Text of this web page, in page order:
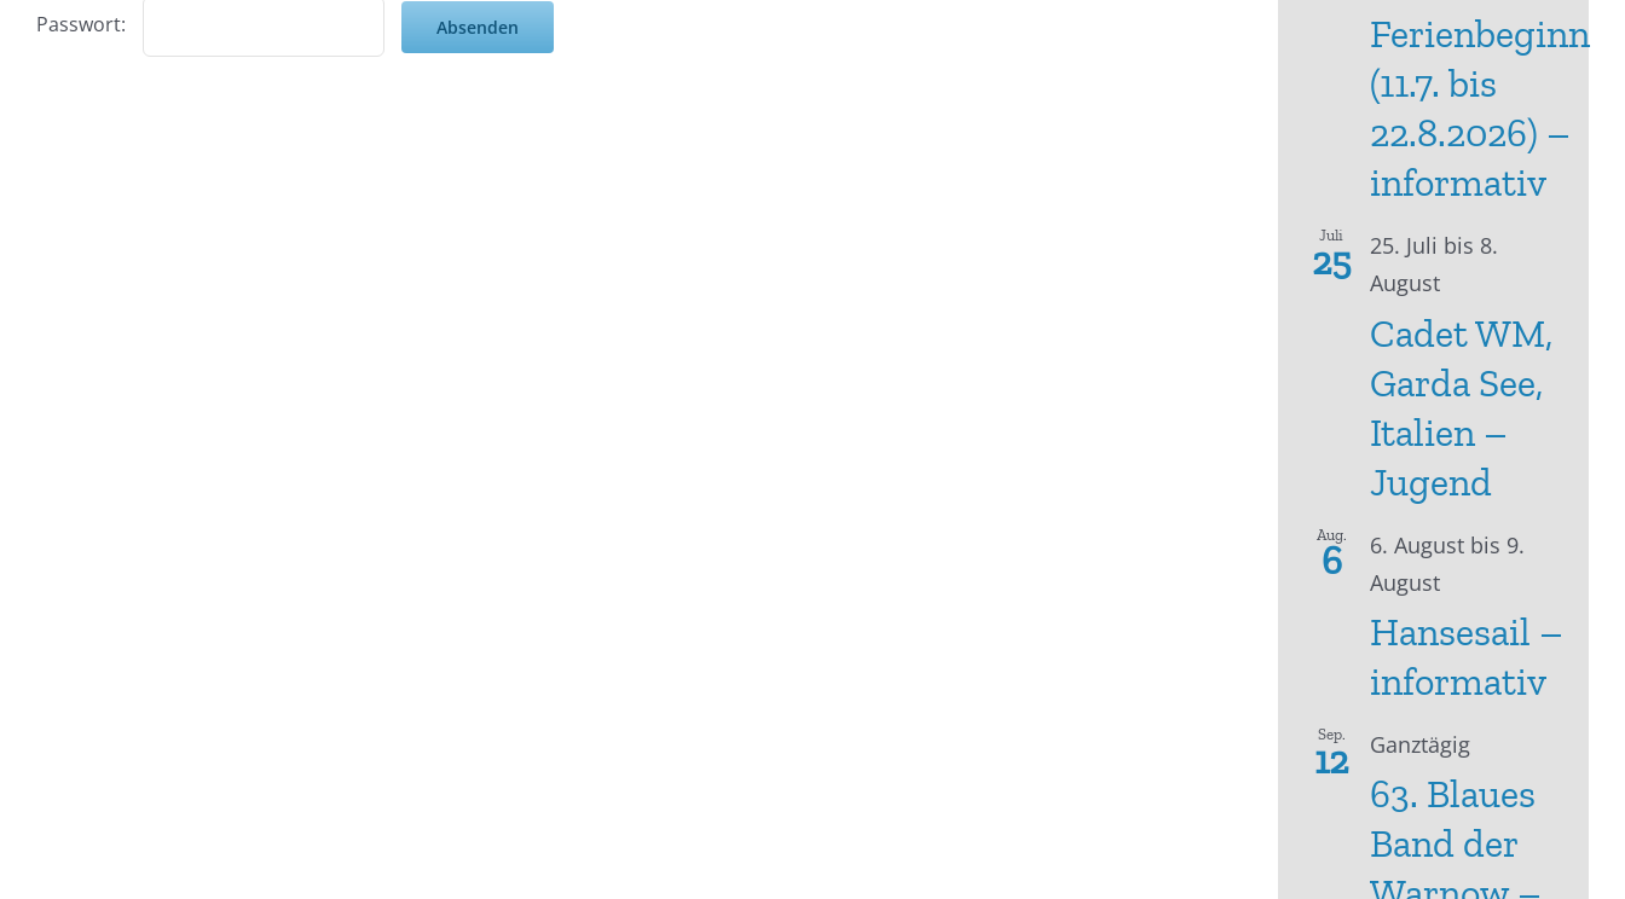
Passwort:
Ferienbeginn
(11.7. bis
22.8.2026) –
informativ
Juli
25 25. Juli bis 8.
August
Cadet WM,
Garda See,
Italien –
Jugend
Aug.
6 6. August bis 9.
August
Hansesail –
informativ
Sep.
12 Ganztägig
63. Blaues
Band der